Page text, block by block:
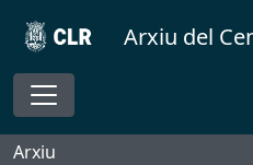
Skip to main content
Arxiu del
Toggle navigation
Arxiu